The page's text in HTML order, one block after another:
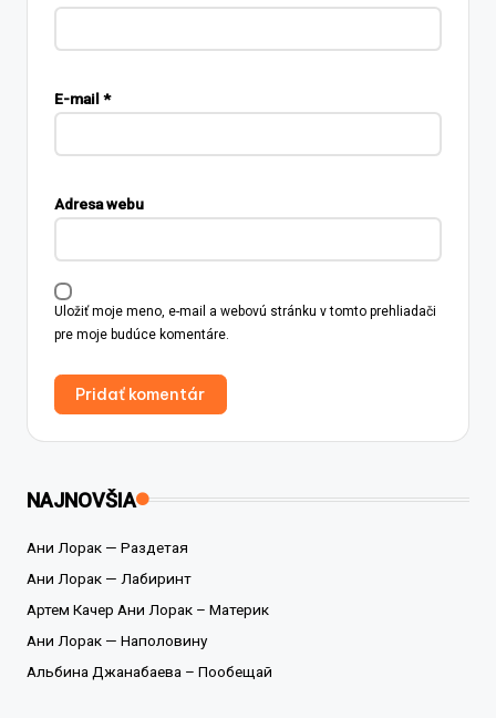
E-mail *
Adresa webu
Uložiť moje meno, e-mail a webovú stránku v tomto prehliadači
pre moje budúce komentáre.
NAJNOVŠIA
Ани Лорак — Раздетая
Ани Лорак — Лабиринт
Артем Качер Ани Лорак – Материк
Ани Лорак — Наполовину
Альбина Джанабаева – Пообещай